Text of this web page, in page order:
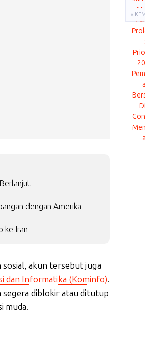
dengan Amerika
ke Iran
sosial, akun tersebut juga
dan Informatika (Kominfo).
segera diblokir atau ditutup
muda.
«